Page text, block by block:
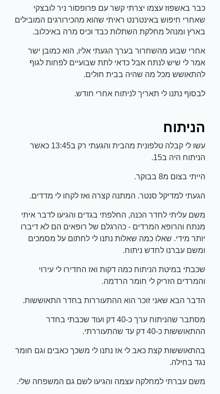
כבר באשפוז עצמו יצרתי קשר עם פרופסור ניר לובצקי
שאחרי חיפוש באינטרנט ראיתי שהוא מהכירורגים המובילים
בארץ ומנהל מחלקת השתלות כבד וכיס מרה באיכלוב.
אחרי שבוע מהשחרור בערך הגעתי אליו, הוא כמובן ישר
אמר לי שיש לנתח אבל כדאי לתת שבועיים לפחות לגוף
להתאושש מכל מה שהיה בבית חולים.
לבסוף נתנו לי תאריך לניתוח אחרי חודש.
הניתוח
עשו לי קבלה טלפונית מהבית והגעתי רק ב13:45 כאשר
הניתוח היה ב15.
הייתי בצום מ8 בבוקר.
הגעתי למדיקל סנטר. המתנה קצרה ואז לקחו לי מדדים.
משם עליתי לחדר הכנה, החלפתי בגדים והגיעו לדבר איתי
מנתח והרופא המרדים - כהרגלם של רופאים הם לא דיברו
יותר מידי. שאלו כמה שאלות נתנו לי לחתום על מסמכים
ומשם עברנו לחדש ניתוח.
שכבתי במיטת הניתוח כמה דקות ואז החדירו לי עירוי
והמרדים הזריק לי חומר הרדמה.
הדבר הבא שאני זוכר הוא ההתעוררות בחדר התאוששות.
מסתבר שהניתוח ערך כ-40 דק ועוד שכבתי בחדר
ההתאוששות כ-40 דק עד שהתעוררתי.
בהתאוששות קצת כאב לי אז נתנו לי משכך כאבים וגם חומר
נגד בחילה.
משם עברתי למחלקה עצמה והגיעו לשם גם המשפחה שלי.